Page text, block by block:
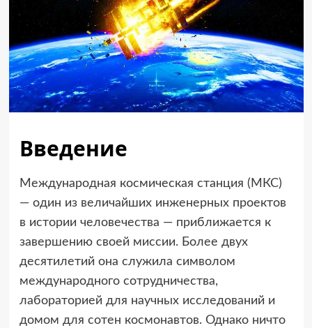
Введение
Международная космическая станция (МКС)
— один из величайших инженерных проектов
в истории человечества — приближается к
завершению своей миссии. Более двух
десятилетий она служила символом
международного сотрудничества,
лабораторией для научных исследований и
домом для сотен космонавтов. Однако ничто